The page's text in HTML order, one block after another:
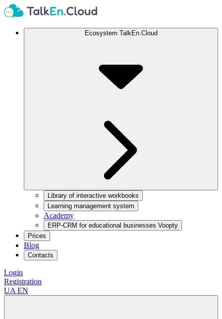
Ecosystem TalkEn.Cloud
Library of interactive workbooks
Learning management system
Academy
ERP-CRM for educational businesses Voopty
Prices
Blog
Contacts
Login
Registration
UA EN